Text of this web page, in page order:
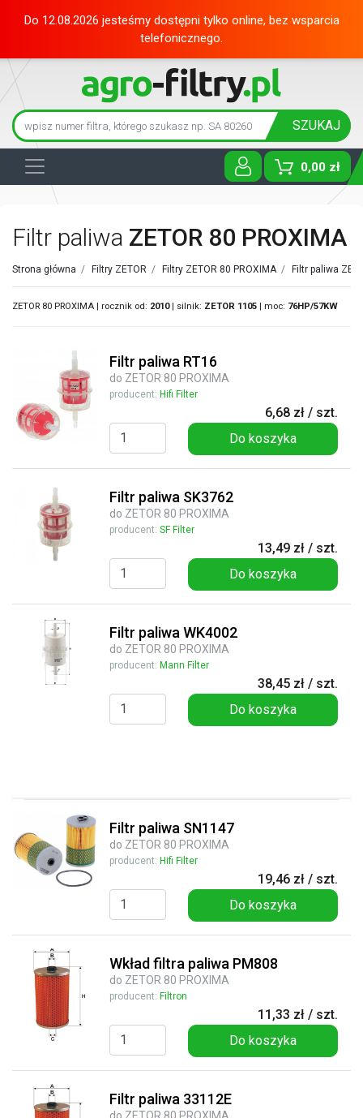
Do 12.08.2026 jesteśmy dostępni tylko online, bez wsparcia
telefonicznego.
SZUKAJ
0,00 zł
Toggle
Filtr paliwa ZETOR 80 PROXIMA
Strona główna / Filtry ZETOR / Filtry ZETOR 80 PROXIMA/ Filtr paliwa
ZETOR 80 PROXIMA | rocznik od: 2010| silnik: ZETOR 1105 | moc: 76HP/57KW
Filtr paliwa RT16
do ZETOR 80 PROXIMA
producent: Hifi Filter
6,68 zł / szt.
Do koszyka
Filtr paliwa SK3762
do ZETOR 80 PROXIMA
producent: SF Filter
13,49 zł / szt.
Do koszyka
Filtr paliwa WK4002
do ZETOR 80 PROXIMA
producent: Mann Filter
38,45 zł / szt.
Do koszyka
Filtr paliwa SN1147
do ZETOR 80 PROXIMA
producent: Hifi Filter
19,46 zł / szt.
Do koszyka
Wkład filtra paliwa PM808
do ZETOR 80 PROXIMA
producent: Filtron
11,33 zł / szt.
Do koszyka
Filtr paliwa 33112E